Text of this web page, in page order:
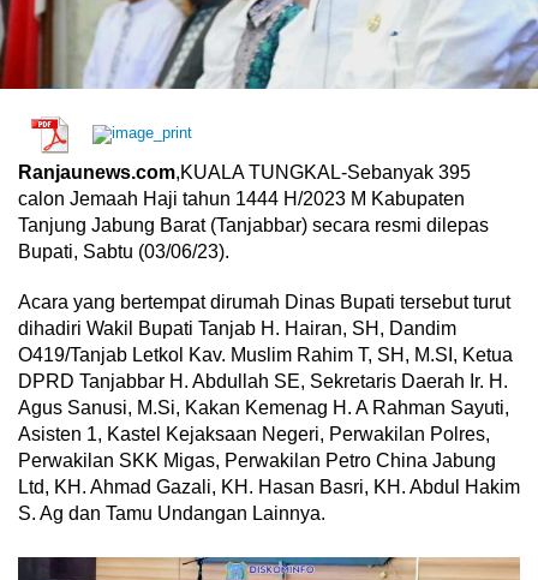
Ranjaunews.com,KUALA TUNGKAL-Sebanyak 395
calon Jemaah Haji tahun 1444 H/2023 M Kabupaten
Tanjung Jabung Barat (Tanjabbar) secara resmi dilepas
Bupati, Sabtu (03/06/23).
Acara yang bertempat dirumah Dinas Bupati tersebut turut
dihadiri Wakil Bupati Tanjab H. Hairan, SH, Dandim
O419/Tanjab Letkol Kav. Muslim Rahim T, SH, M.SI, Ketua
DPRD Tanjabbar H. Abdullah SE, Sekretaris Daerah Ir. H.
Agus Sanusi, M.Si, Kakan Kemenag H. A Rahman Sayuti,
Asisten 1, Kastel Kejaksaan Negeri, Perwakilan Polres,
Perwakilan SKK Migas, Perwakilan Petro China Jabung
Ltd, KH. Ahmad Gazali, KH. Hasan Basri, KH. Abdul Hakim
S. Ag dan Tamu Undangan Lainnya.